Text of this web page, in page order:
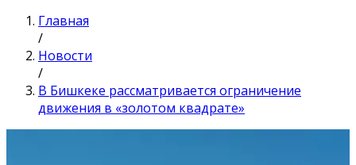
Главная
/
Новости
/
В Бишкеке рассматривается ограничение
движения в «золотом квадрате»